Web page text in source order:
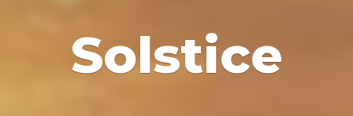
Solstice